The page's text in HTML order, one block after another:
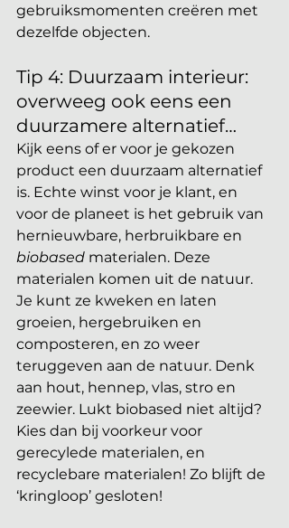
gebruiksmomenten creëren met
dezelfde objecten.
Tip 4: Duurzaam interieur:
overweeg ook eens een
duurzamere alternatief…
Kijk eens of er voor je gekozen
product een duurzaam alternatief
is. Echte winst voor je klant, en
voor de planeet is het gebruik van
hernieuwbare, herbruikbare en
biobased materialen. Deze
materialen komen uit de natuur.
Je kunt ze kweken en laten
groeien, hergebruiken en
composteren, en zo weer
teruggeven aan de natuur. Denk
aan hout, hennep, vlas, stro en
zeewier. Lukt biobased niet altijd?
Kies dan bij voorkeur voor
gerecylede materialen, en
recyclebare materialen! Zo blijft de
‘kringloop’ gesloten!